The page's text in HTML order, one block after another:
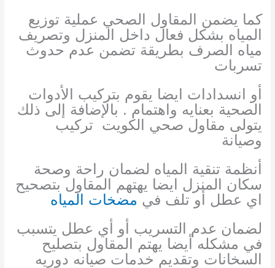
كما يضمن المقاول الصحي عملية توزيع
المياه بشكل فعال داخل المنزل وتصريف
مياه الصرف بطريقة تضمن عدم حدوث
تسربات
أو انسدادات ايضا يقوم بتركيب الأدوات
الصحية بعنايه واهتمام . بالإضافة إلى ذلك
يتولى مقاول صحي الكويت تركيب
وصيانة
أنظمة تنقية المياه لضمان راحة وصحة
سكان المنزل ايضا يهتهم المقاول بتصحيح
اي عطل أو تلف في مضخات المياه
لضمان عدم التسريب أو أي عطل يتسبب
في مشكله أيضا يهتم المقاول بتصليح
السخانات وتقديم خدمات صيانه دوريه